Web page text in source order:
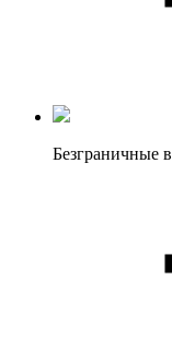
Безграничные